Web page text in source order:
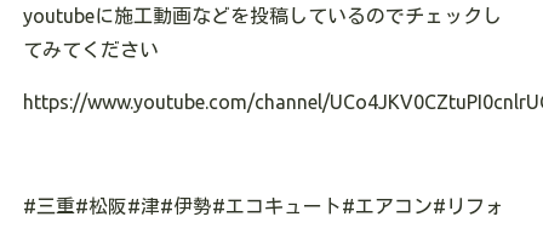
youtubeに施工動画などを投稿しているのでチェックし
てみてください
https://www.youtube.com/channel/
#三重#松阪#津#伊勢#エコキュート#エアコン# リフォ